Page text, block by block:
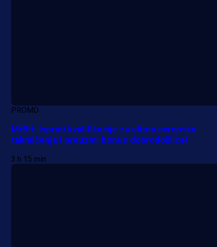
PROMO
MrBit: Isprati kvalifikacije za elitna evropska
takmičenja i preuzmi bonus dobrodošlice!
3 h 15 min